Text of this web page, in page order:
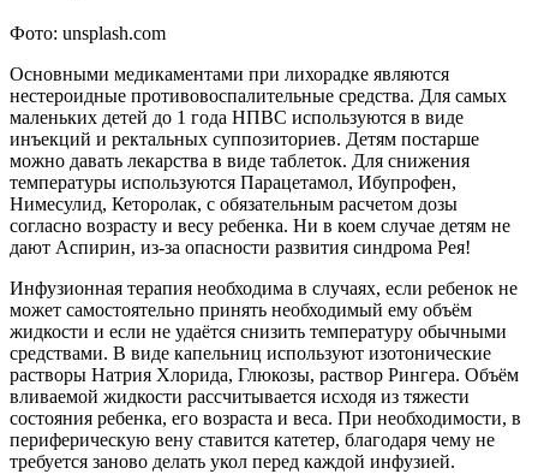
Фото: unsplash.com
Основными медикаментами при лихорадке являются
нестероидные противовоспалительные средства. Для самых
маленьких детей до 1 года НПВС используются в виде
инъекций и ректальных суппозиториев. Детям постарше
можно давать лекарства в виде таблеток. Для снижения
температуры используются Парацетамол, Ибупрофен,
Нимесулид, Кеторолак, с обязательным расчетом дозы
согласно возрасту и весу ребенка. Ни в коем случае детям не
дают Аспирин, из-за опасности развития синдрома Рея!
Инфузионная терапия необходима в случаях, если ребенок не
может самостоятельно принять необходимый ему объём
жидкости и если не удаётся снизить температуру обычными
средствами. В виде капельниц используют изотонические
растворы Натрия Хлорида, Глюкозы, раствор Рингера. Объём
вливаемой жидкости рассчитывается исходя из тяжести
состояния ребенка, его возраста и веса. При необходимости, в
периферическую вену ставится катетер, благодаря чему не
требуется заново делать укол перед каждой инфузией.